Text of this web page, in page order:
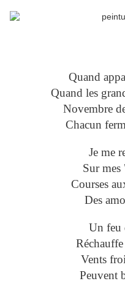
Quand
Quand les
Novembre
Chacun
Je me
Sur mes
Courses
Des
Un feu
Vents
Peuvent